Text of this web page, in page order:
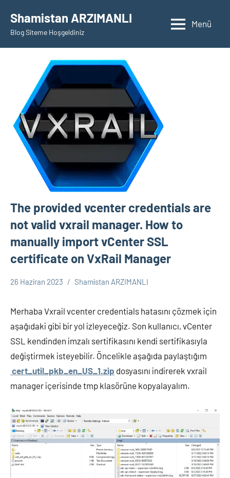
geçShamistan ARZIMANLI
Blog Siteme Hoşgeldiniz
Menü
The provided vcenter credentials are
not valid vxrail manager. How to
manually import vCenter SSL
certificate on VxRail Manager
26 Haziran 2023 Shamistan ARZIMANLI
Merhaba Vxrail vcenter credentials hatasını çözmek için
aşağıdaki gibi bir yol izleyeceğiz. Son kullanıcı, vCenter
SSL kendinden imzalı sertifikasını kendi sertifikasıyla
değiştirmek isteyebilir. Öncelikle aşağıda paylaştığım
cert_util_pkb_en_US_1.zip dosyasını indirerek vxrail
manager içerisinde tmp klasörüne kopyalayalım.